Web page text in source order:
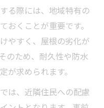
る際には、地域特有の
おくことが重要です。
やすく、屋根の劣化が
のため、耐久性や防水
が求められます。
は、近隣住民への配慮